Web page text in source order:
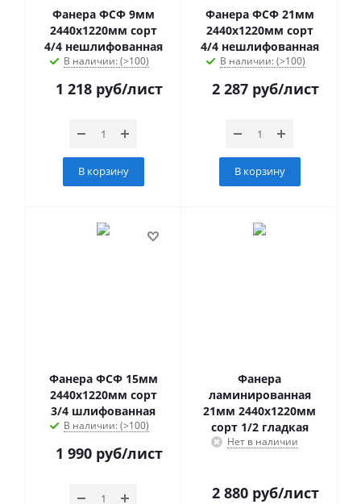
Фанера ФСФ 9мм
2440х1220мм сорт
4/4 нешлифованная
В наличии: (>100)
1 218руб/лист
В корзину
Фанера ФСФ 21мм
2440х1220мм сорт
4/4 нешлифованная
В наличии: (>100)
2 287руб/лист
В корзину
Фанера ФСФ 15мм
2440х1220мм сорт
3/4 шлифованная
В наличии: (>100)
1 990руб/лист
Фанера
ламинированная
21мм 2440х1220мм
сорт 1/2 гладкая
Нет в наличии
2 880руб/лист